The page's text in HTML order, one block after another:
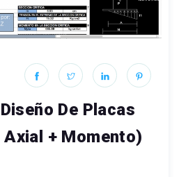
De Placas
Axial + Momento)